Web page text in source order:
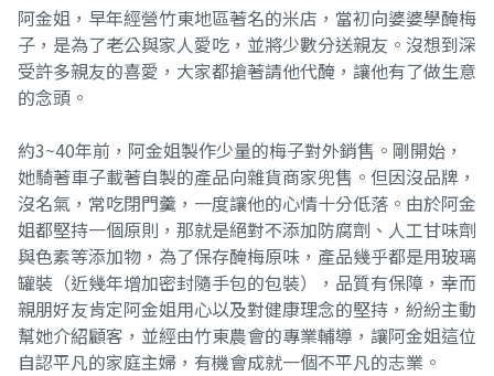
阿金姐，早年經營竹東地區著名的米店，當初向婆婆學醃梅
子，是為了老公與家人愛吃，並將少數分送親友。沒想到深
受許多親友的喜愛，大家都搶著請他代醃，讓他有了做生意
的念頭。
約3~40年前，阿金姐製作少量的梅子對外銷售。剛開始，
她騎著車子載著自製的產品向雜貨商家兜售。但因沒品牌，
沒名氣，常吃閉門羹，一度讓他的心情十分低落。由於阿金
姐都堅持一個原則，那就是絕對不添加防腐劑、人工甘味劑
與色素等添加物，為了保存醃梅原味，產品幾乎都是用玻璃
罐裝（近幾年增加密封隨手包的包裝），品質有保障，幸而
親朋好友肯定阿金姐用心以及對健康理念的堅持，紛紛主動
幫她介紹顧客，並經由竹東農會的專業輔導，讓阿金姐這位
自認平凡的家庭主婦，有機會成就一個不平凡的志業。